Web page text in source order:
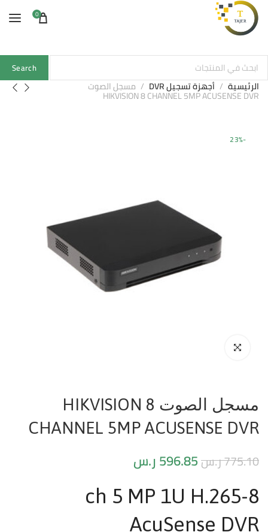
0
Search
الرئيسية أجهزة تسجيل DVR مسجل الصوت
HIKVISION 8 CHANNEL 5MP ACUSENSE DVR
-23%
مسجل الصوت HIKVISION 8
CHANNEL 5MP ACUSENSE DVR
775.10ر.س596.85ر.س
8-ch 5 MP 1U H.265
AcuSense DVR